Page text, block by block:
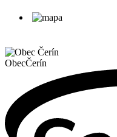
ObecČerín